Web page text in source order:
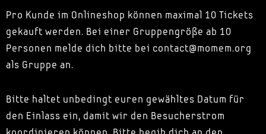
Pro Kunde im Onlineshop können maximal 10 Tickets
gekauft werden. Bei einer Gruppengröße ab 10
Personen melde dich bitte bei contact@momem.org
als Gruppe an.
Bitte haltet unbedingt euren gewähltes Datum für
den Einlass ein, damit wir den Besucherstrom